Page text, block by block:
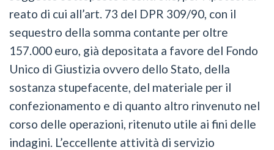
reato di cui all’art. 73 del DPR 309/90, con il
sequestro della somma contante per oltre
157.000 euro, già depositata a favore del Fondo
Unico di Giustizia ovvero dello Stato, della
sostanza stupefacente, del materiale per il
confezionamento e di quanto altro rinvenuto nel
corso delle operazioni, ritenuto utile ai fini delle
indagini. L’eccellente attività di servizio